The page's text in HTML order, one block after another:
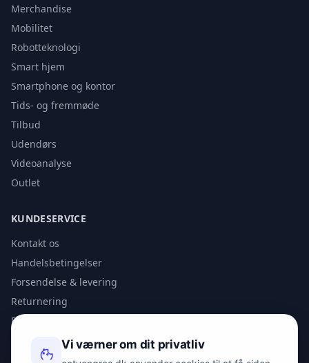
Merchandise
Mobilitet
Robotteknologi
Smart hjem
Smartphone og kontor
Tids- og fremmøde
Tilbud
Udendørs
Videoanalyse
Outlet
KUNDESERVICE
Kontakt os
Handelsbetingelser
Forsendelse & levering
Returnering
Privatlivspolitik
KONTAKT
Vi værner om dit privatliv